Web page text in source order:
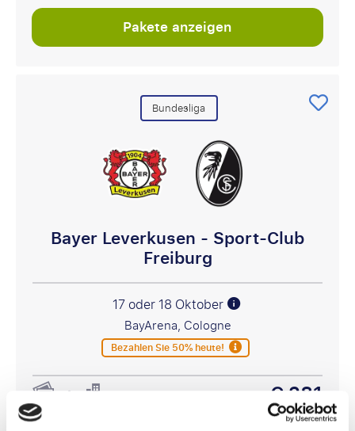
Pakete anzeigen
Bundesliga
Bayer Leverkusen - Sport-Club
Freiburg
17 oder 18 Oktober
BayArena, Cologne
Bezahlen Sie 50% heute!
€ 281